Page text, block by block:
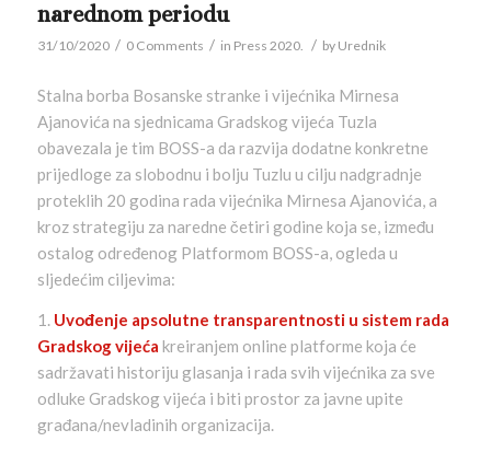
narednom periodu
31/10/2020 / 0 Comments / in Press 2020. / by Urednik
Stalna borba Bosanske stranke i vijećnika Mirnesa
Ajanovića na sjednicama Gradskog vijeća Tuzla
obavezala je tim BOSS-a da razvija dodatne konkretne
prijedloge za slobodnu i bolju Tuzlu u cilju nadgradnje
proteklih 20 godina rada vijećnika Mirnesa Ajanovića, a
kroz strategiju za naredne četiri godine koja se, između
ostalog određenog Platformom BOSS-a, ogleda u
sljedećim ciljevima:
1. Uvođenje apsolutne transparentnosti u sistem rada
Gradskog vijeća kreiranjem online platforme koja će
sadržavati historiju glasanja i rada svih vijećnika za sve
odluke Gradskog vijeća i biti prostor za javne upite
građana/nevladinih organizacija.